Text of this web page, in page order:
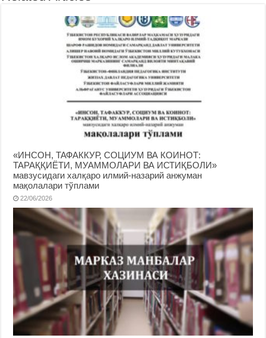
«ИНСОН, ТАФАККУР, СОЦИУМ ВА КОИНОТ:
ТАРАҚҚИЁТИ, МУАММОЛАРИ ВА ИСТИҚБОЛИ»
мавзусидаги халқаро илмий-назарий анжуман
мақолалари тўплами
22/06/2026